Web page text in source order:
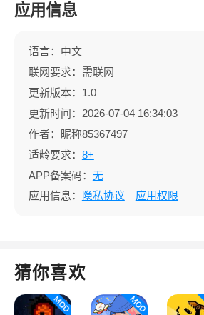
应用信息
语言：中文
联网要求：需联网
更新版本：1.0
更新时间：2026-07-04 16:34:03
作者：昵称85367497
适龄要求： 8+
APP备案码： 无
应用信息：
隐私协议 应用权限
猜你喜欢